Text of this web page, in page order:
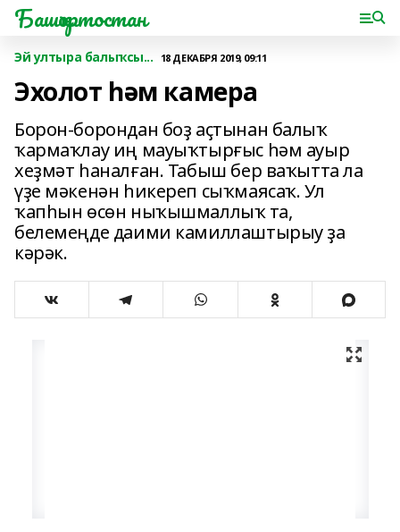
Башҡортостан
Эй ултыра балыҡсы... 18 ДЕКАБРЯ 2019, 09:11
Эхолот һәм камера
Борон-борондан боҙ аҫтынан балыҡ
ҡармаҡлау иң мауыҡтырғыс һәм ауыр
хеҙмәт һаналған. Табыш бер ваҡытта ла
үҙе мәкенән һикереп сыҡмаясаҡ. Ул
ҡапһын өсөн ныҡышмаллыҡ та,
белемеңде даими камиллаштырыу ҙа
кәрәк.